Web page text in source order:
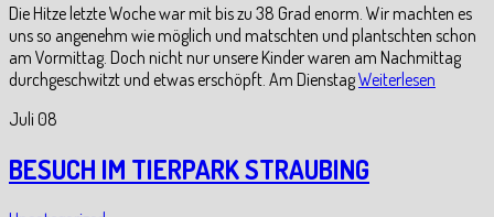
Die Hitze letzte Woche war mit bis zu 38 Grad enorm. Wir machten es
uns so angenehm wie möglich und matschten und plantschten schon
am Vormittag. Doch nicht nur unsere Kinder waren am Nachmittag
durchgeschwitzt und etwas erschöpft. Am DienstagWeiterlesen
Juli 08
BESUCH IM TIERPARK STRAUBING